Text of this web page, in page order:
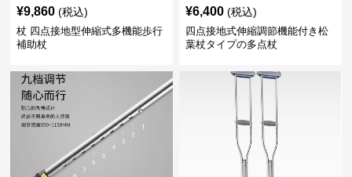
¥9,860 (税込)
杖 四点接地型伸縮式多機能歩行
補助杖
¥6,400 (税込)
四点接地式伸縮調節機能付き松
葉杖タイプの多点杖